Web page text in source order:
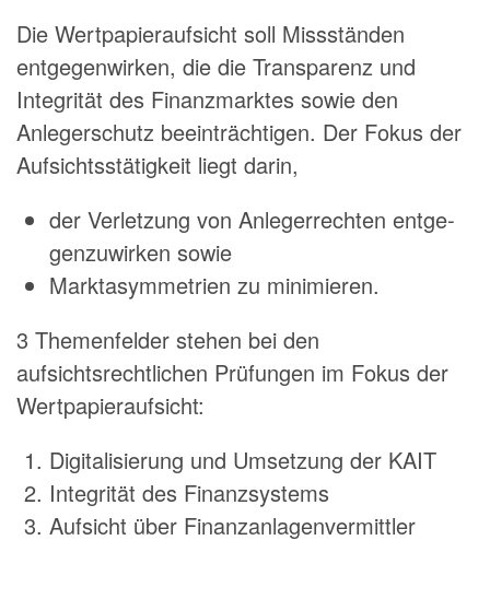
Die Wertpapieraufsicht soll Missständen
entgegen­wirken, die die Transparenz und
Integrität des Finanz­marktes sowie den
Anlegerschutz beeinträchtigen. Der Fokus der
Aufsichtsstätigkeit liegt darin,
der Verletzung von Anlegerrechten entge­
genzuwirken sowie
Marktasymmetrien zu minimie­ren.
3 Themenfelder stehen bei den
aufsichtsrechtlichen Prüfungen im Fokus der
Wertpapieraufsicht:
Digitalisierung und Umsetzung der KAIT
Integrität des Finanzsystems
Aufsicht über Finanzanlagenvermittler